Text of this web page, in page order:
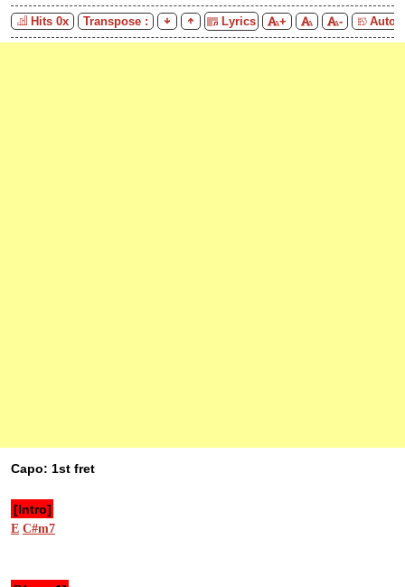
Hits 0x Transpose : Lyrics + - Auto
Capo: 1st fret
[Intro]
E C#m7